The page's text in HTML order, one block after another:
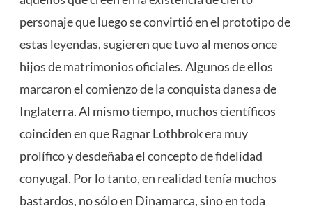
personaje que luego se convirtió en el prototipo de
estas leyendas, sugieren que tuvo al menos once
hijos de matrimonios oficiales. Algunos de ellos
marcaron el comienzo de la conquista danesa de
Inglaterra. Al mismo tiempo, muchos científicos
coinciden en que Ragnar Lothbrok era muy
prolífico y desdeñaba el concepto de fidelidad
conyugal. Por lo tanto, en realidad tenía muchos
bastardos, no sólo en Dinamarca, sino en toda